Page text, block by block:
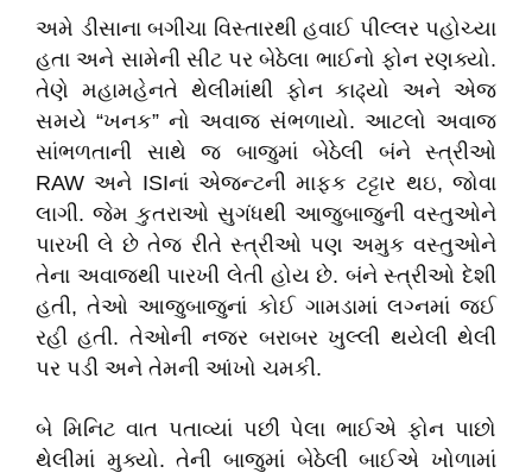
અમે ડીસાના બગીચા વિસ્તારથી હવાઈ પીલ્લર પહોચ્યા
હતા અને સામેની સીટ પર બેઠેલા ભાઈનો ફોન રણક્યો.
તેણે મહામહેનતે થેલીમાંથી ફોન કાઢ્યો અને એજ
સમયે “ખનક” નો અવાજ સંભળાયો. આટલો અવાજ
સાંભળતાની સાથે જ બાજુમાં બેઠેલી બંને સ્ત્રીઓ
RAW અને ISIનાં એજન્ટની માફક ટટ્ટાર થઇ, જોવા
લાગી. જેમ કુતરાઓ સુગંધથી આજુબાજુની વસ્તુઓને
પારખી લે છે તેજ રીતે સ્ત્રીઓ પણ અમુક વસ્તુઓને
તેના અવાજથી પારખી લેતી હોય છે. બંને સ્ત્રીઓ દેશી
હતી, તેઓ આજુબાજુનાં કોઈ ગામડામાં લગ્નમાં જઈ
રહી હતી. તેઓની નજર બરાબર ખુલ્લી થયેલી થેલી
પર પડી અને તેમની આંખો ચમકી.
બે મિનિટ વાત પતાવ્યાં પછી પેલા ભાઈએ ફોન પાછો
થેલીમાં મુક્યો. તેની બાજુમાં બેઠેલી બાઈએ ખોળામાં